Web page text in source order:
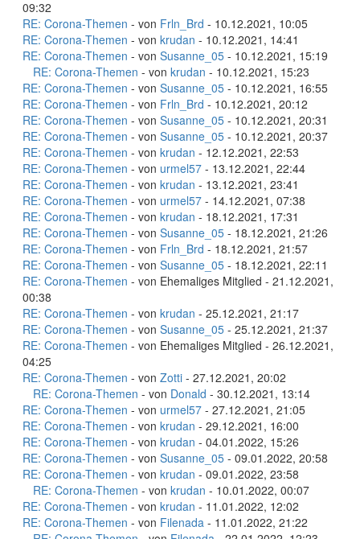
09:32
RE: Corona-Themen - von Frln_Brd - 10.12.2021, 10:05
RE: Corona-Themen - von krudan - 10.12.2021, 14:41
RE: Corona-Themen - von Susanne_05 - 10.12.2021, 15:19
RE: Corona-Themen - von krudan - 10.12.2021, 15:23
RE: Corona-Themen - von Susanne_05 - 10.12.2021, 16:55
RE: Corona-Themen - von Frln_Brd - 10.12.2021, 20:12
RE: Corona-Themen - von Susanne_05 - 10.12.2021, 20:31
RE: Corona-Themen - von Susanne_05 - 10.12.2021, 20:37
RE: Corona-Themen - von krudan - 12.12.2021, 22:53
RE: Corona-Themen - von urmel57 - 13.12.2021, 22:44
RE: Corona-Themen - von krudan - 13.12.2021, 23:41
RE: Corona-Themen - von urmel57 - 14.12.2021, 07:38
RE: Corona-Themen - von krudan - 18.12.2021, 17:31
RE: Corona-Themen - von Susanne_05 - 18.12.2021, 21:26
RE: Corona-Themen - von Frln_Brd - 18.12.2021, 21:57
RE: Corona-Themen - von Susanne_05 - 18.12.2021, 22:11
RE: Corona-Themen - von Ehemaliges Mitglied - 21.12.2021,
00:38
RE: Corona-Themen - von krudan - 25.12.2021, 21:17
RE: Corona-Themen - von Susanne_05 - 25.12.2021, 21:37
RE: Corona-Themen - von Ehemaliges Mitglied - 26.12.2021,
04:25
RE: Corona-Themen - von Zotti - 27.12.2021, 20:02
RE: Corona-Themen - von Donald - 30.12.2021, 13:14
RE: Corona-Themen - von urmel57 - 27.12.2021, 21:05
RE: Corona-Themen - von krudan - 29.12.2021, 16:00
RE: Corona-Themen - von krudan - 04.01.2022, 15:26
RE: Corona-Themen - von Susanne_05 - 09.01.2022, 20:58
RE: Corona-Themen - von krudan - 09.01.2022, 23:58
RE: Corona-Themen - von krudan - 10.01.2022, 00:07
RE: Corona-Themen - von krudan - 11.01.2022, 12:02
RE: Corona-Themen - von Filenada - 11.01.2022, 21:22